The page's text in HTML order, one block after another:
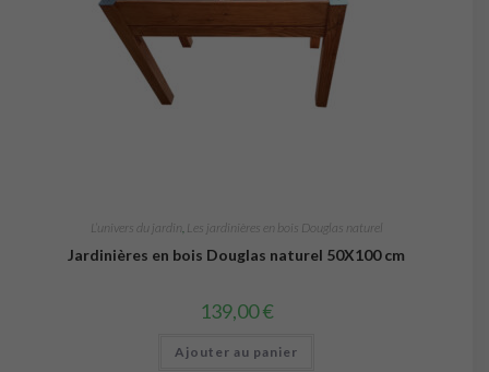
L’univers du jardin Les jardinières en bois Douglas naturel
Jardinières en bois Douglas naturel 50X100 cm
139,00€
Ajouter au panier